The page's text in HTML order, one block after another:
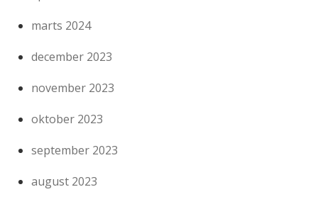
marts 2024
december 2023
november 2023
oktober 2023
september 2023
august 2023